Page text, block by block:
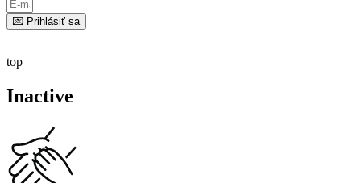
💌 Prihlásiť sa
top
Inactive